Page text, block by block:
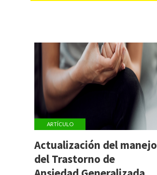
ARTÍCULO
Actualización del manejo
del Trastorno de